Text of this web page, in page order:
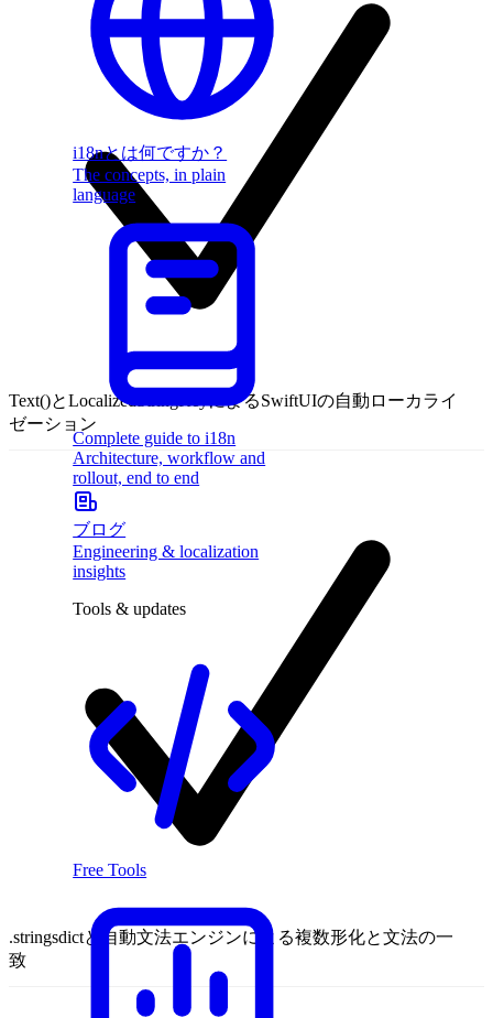
i18nとは何ですか？
The concepts, in plain
language
Complete guide to i18n
Architecture, workflow and
rollout, end to end
ブログ
Engineering & localization
insights
Tools & updates
Free Tools
Text()とLocalizedStringKeyによるSwiftUIの自動ローカライ
ゼーション
.stringsdictと自動文法エンジンによる複数形化と文法の一
致